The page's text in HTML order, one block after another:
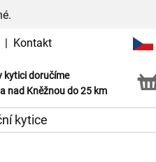
| Kontakt
kytici doručíme
nad Kněžnou do 25 km
v naší květince
kytice